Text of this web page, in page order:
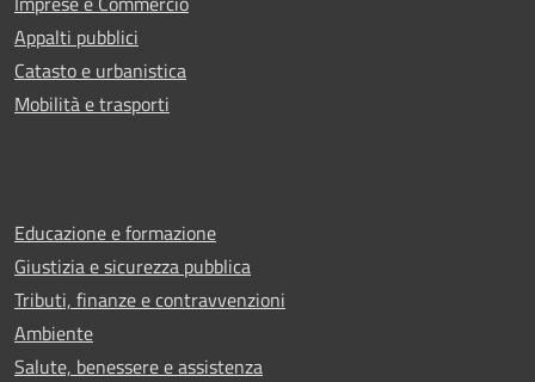
Appalti pubblici
Catasto e urbanistica
Mobilità e trasporti
Educazione e formazione
Giustizia e sicurezza pubblica
Tributi, finanze e contravvenzioni
Ambiente
Salute, benessere e assistenza